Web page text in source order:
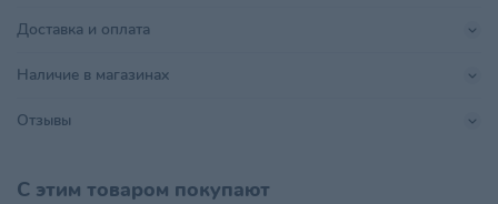
Условия хранения
Доставка и оплата
Наличие в магазинах
Отзывы
С этим товаром покупают